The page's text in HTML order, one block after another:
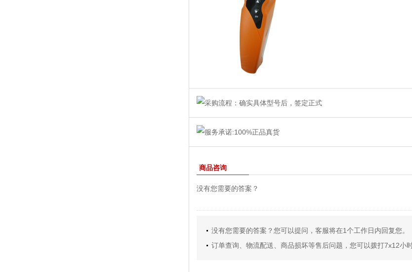
商品咨询
没有您需要的答案？
没有您需要的答案？您可以提问，客服将在1个工作日内回复您。
订单查询、物流配送、商品损坏等售后问题，您可以拨打7x12小